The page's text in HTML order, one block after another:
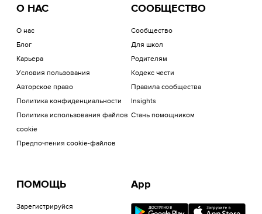
О НАС
О нас
Блог
Карьера
Условия пользования
Авторское право
Политика конфиденциальности
Политика использования файлов
cookie
Предпочтения cookie-файлов
СООБЩЕСТВО
Сообщество
Для школ
Родителям
Кодекс чести
Правила сообщества
Insights
Стань помощником
ПОМОЩЬ
Зарегистрируйся
App